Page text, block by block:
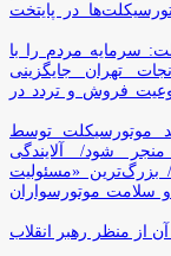
در پایتخت
سرمایه مردم را با
تهران جایگزینی
فروش و تردد در
موتورسیکلت توسط
شود/ آلایندگی
بزرگ‌ترین «مسئولیت
و سلامت موتورسواران
از منظر رهبر انقلاب